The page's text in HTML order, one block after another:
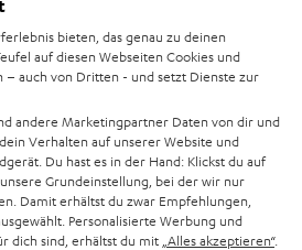
Verbindungskabel im
sind.bieten, das genau zu deinen
auf diesen Webseiten Cookies und
– auch von Dritten - und setzt Dienste zur
andere Marketingpartner Daten von dir und
Verhalten auf unserer Website und
Du hast es in der Hand: Klickst du auf
Grundeinstellung, bei der wir nur
Damit erhältst du zwar Empfehlungen,
Personalisierte Werbung und
dich sind, erhältst du mit „Alles akzeptieren“.